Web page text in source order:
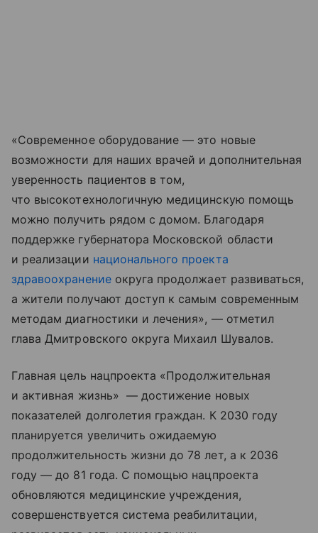
«Современное оборудование — это новые
возможности для наших врачей и дополнительная
уверенность пациентов в том,
что высокотехнологичную медицинскую помощь
можно получить рядом с домом. Благодаря
поддержке губернатора Московской области
и реализации национального проекта
здравоохранениеокруга продолжает развиваться,
а жители получают доступ к самым современным
методам диагностики и лечения», — отметил
глава Дмитровского округа Михаил Шувалов.
Главная цель нацпроекта «Продолжительная
и активная жизнь» — достижение новых
показателей долголетия граждан. К 2030 году
планируется увеличить ожидаемую
продолжительность жизни до 78 лет, а к 2036
году — до 81 года. С помощью нацпроекта
обновляются медицинские учреждения,
совершенствуется система реабилитации,